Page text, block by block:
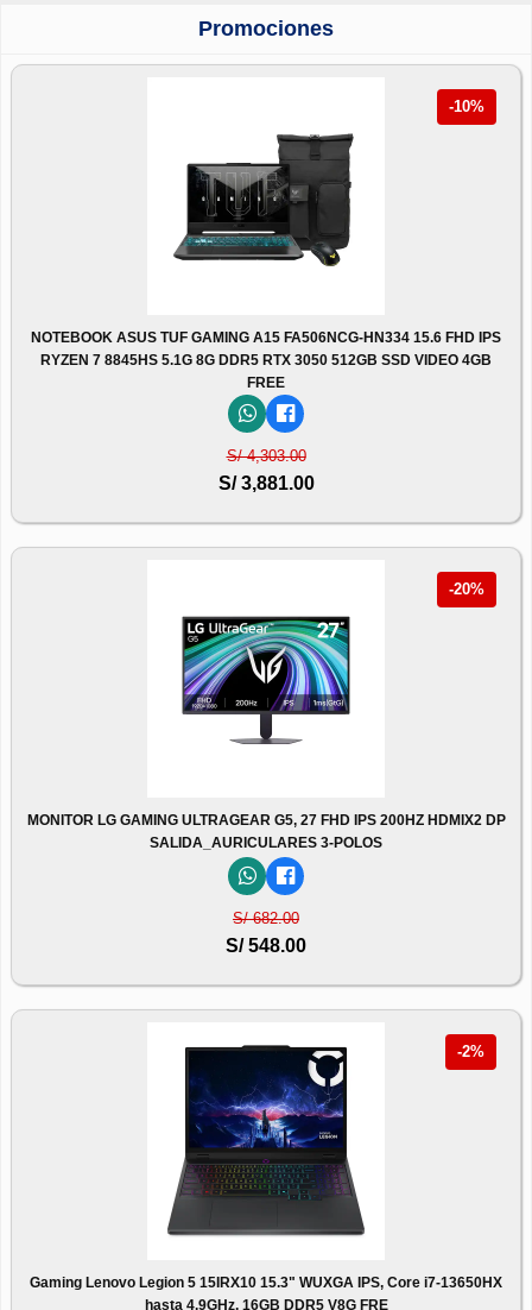
Promociones
-10%
NOTEBOOK ASUS TUF GAMING A15 FA506NCG-HN334 15.6 FHD IPS
RYZEN 7 8845HS 5.1G 8G DDR5 RTX 3050 512GB SSD VIDEO 4GB
FREE
S/ 4,303.00
S/ 3,881.00
-20%
MONITOR LG GAMING ULTRAGEAR G5, 27 FHD IPS 200HZ HDMIX2 DP
SALIDA_AURICULARES 3-POLOS
S/ 682.00
S/ 548.00
-2%
Gaming Lenovo Legion 5 15IRX10 15.3" WUXGA IPS, Core i7-13650HX
hasta 4.9GHz, 16GB DDR5 V8G FRE